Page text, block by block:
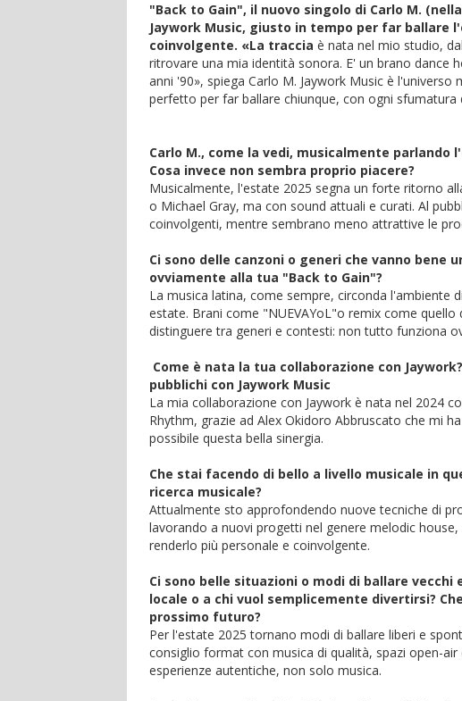
"Back to Gain", il nuovo singolo di Carlo M.
Jaywork Music, giusto in tempo per far ballare
coinvolgente. «La traccia è nata nel mio studio,
ritrovare una mia identità sonora. E' un brano dance
anni '90», spiega Carlo M. Jaywork Music è
perfetto per far ballare chiunque, con ogni sfumatura
Carlo M., come la vedi, musicalmente parlando
Cosa invece non sembra proprio piacere?
Musicalmente, l'estate 2025 segna un forte ritorno
o Michael Gray, ma con sound attuali e curati. Al
coinvolgenti, mentre sembrano meno attrattive le
Ci sono delle canzoni o generi che vanno
ovviamente alla tua "Back to Gain"?
La musica latina, come sempre, circonda
estate. Brani come "NUEVAYoL"o remix come
distinguere tra generi e contesti: non tutto funziona
Come è nata la tua collaborazione con
pubblichi con Jaywork Music
La mia collaborazione con Jaywork è nata nel 2024
Rhythm, grazie ad Alex Okidoro Abbruscato che mi
possibile questa bella sinergia.
Che stai facendo di bello a livello musicale in
ricerca musicale?
Attualmente sto approfondendo nuove tecniche di
lavorando a nuovi progetti nel genere melodic
renderlo più personale e coinvolgente.
Ci sono belle situazioni o modi di ballare
locale o a chi vuol semplicemente divertirsi?
prossimo futuro?
Per l'estate 2025 tornano modi di ballare liberi e
consiglio format con musica di qualità, spazi open-
esperienze autentiche, non solo musica.